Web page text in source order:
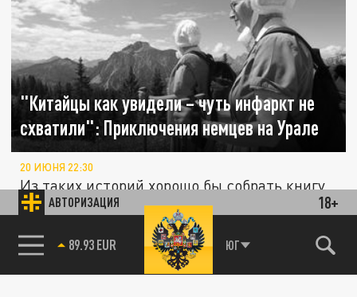
АВТОРИЗАЦИЯ 18+
85.64 BRENT ЮГ
"Китайцы как увидели – чуть инфаркт не
схватили": Приключения немцев на Урале
20 ИЮНЯ 22:30
Из таких историй хорошо бы собрать книгу,
которая помогла бы понять, насколько мы
разные, но в то же время...